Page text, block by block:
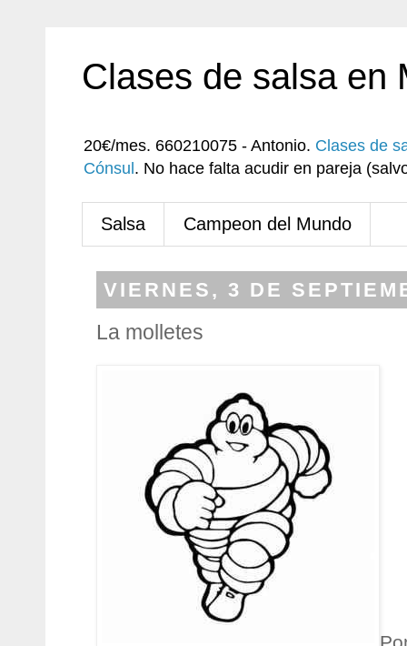
Clases de salsa en
20€/mes. 660210075 - Antonio. Clases de
Cónsul . No hace falta acudir en pareja
Salsa Campeon del Mundo
VIERNES, 3 DE
La molletes